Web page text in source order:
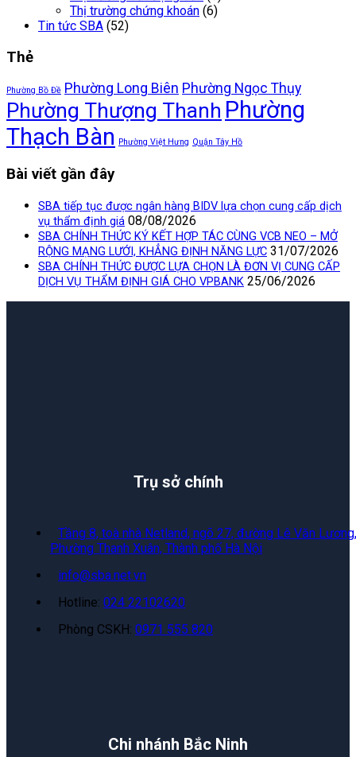
Thị trường chứng khoán (6)
Tin tức SBA (52)
Thẻ
Phường Bồ Đề Phường Long Biên Phường Ngọc Thụy
Phường Thượng Thanh Phường
Thạch Bàn
Phường Việt Hưng Quận Tây Hồ
Bài viết gần đây
SBA tiếp tục được ngân hàng BIDV lựa chọn cung cấp dịch
vụ thẩm định giá 08/08/2026
SBA CHÍNH THỨC KÝ KẾT HỢP TÁC CÙNG VCB NEO – MỞ
RỘNG MẠNG LƯỚI, KHẲNG ĐỊNH NĂNG LỰC 31/07/2026
SBA CHÍNH THỨC ĐƯỢC LỰA CHỌN LÀ ĐƠN VỊ CUNG CẤP
DỊCH VỤ THẨM ĐỊNH GIÁ CHO VPBANK 25/06/2026
Trụ sở chính
Tầng 8, toà nhà Netland, ngõ 27, đường Lê Văn Lương,
Phường Thanh Xuân, Thành phố Hà Nội
info@sba.net.vn
Hotline: 024 22102620
Phòng CSKH: 0971 555 820
Chi nhánh Bắc Ninh